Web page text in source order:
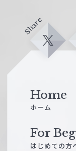
Share
X
Home
ホーム
For
はじめての方